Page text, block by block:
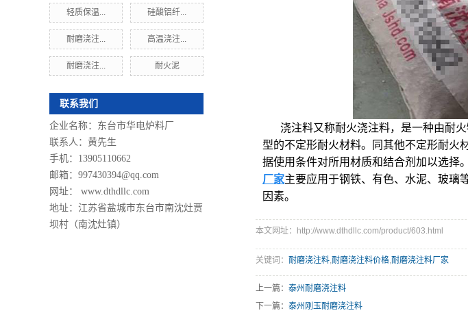
轻质保温... 硅酸铝纤...
耐磨浇注... 高温浇注...
耐磨浇注... 耐火泥
联系我们
企业名称：东台市华电炉料厂
联系人：黄先生
手机：13905110662
邮箱：997430394@qq.com
网址： www.dthdllc.com
地址：江苏省盐城市东台市南沈灶贾
坝村（南沈灶镇）
浇注料又称耐火浇注料，是一种由耐
型的不定形耐火材料。同其他不定形耐火
据使用条件对所用材质和结合剂加以选择
厂家主要应用于钢铁、有色、水泥、玻璃
因素。
本文网址：http://www.dthdllc.com/product/603.html
关键词： 耐磨浇注料,耐磨浇注料价格,耐磨浇注料厂家
上一篇： 泰州耐磨浇注料
下一篇： 泰州刚玉耐磨浇注料